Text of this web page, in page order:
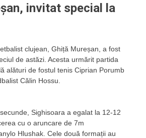
invitat special la
clujean, Ghiță Mureșan, a fost
de astăzi. Acesta urmărit partida
alături de fostul tenis Ciprian Porumb
Călin Hossu.
Sighisoara a egalat la 12-12
cu o aruncare de 7m
Hlushak. Cele două formații au